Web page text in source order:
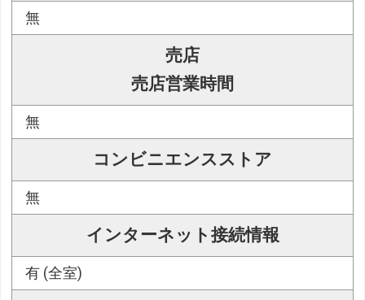
無
売店
売店営業時間
無
コンビニエンスストア
無
インターネット接続情報
有 (全室)